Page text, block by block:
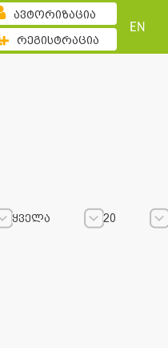
ავტორიზაცია
რეგისტრაცია
EN
ყველა
20